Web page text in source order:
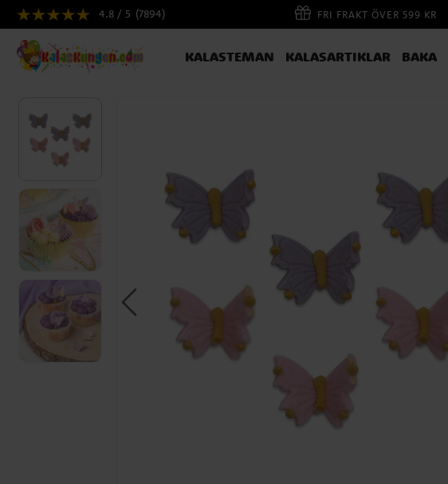
4.8 / 5 (7894) FRI FRAKT ÖVER 599 KR
KALASTEMAN KALASARTIKLAR BAKA